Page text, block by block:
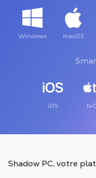
Windows macOS
iOS
Shadow PC, votre